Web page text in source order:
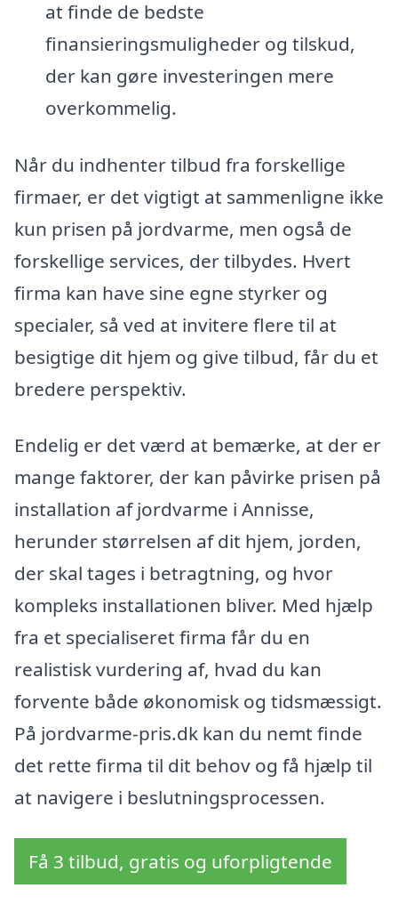
at finde de bedste
finansieringsmuligheder og tilskud,
der kan gøre investeringen mere
overkommelig.
Når du indhenter tilbud fra forskellige
firmaer, er det vigtigt at sammenligne ikke
kun prisen på jordvarme, men også de
forskellige services, der tilbydes. Hvert
firma kan have sine egne styrker og
specialer, så ved at invitere flere til at
besigtige dit hjem og give tilbud, får du et
bredere perspektiv.
Endelig er det værd at bemærke, at der er
mange faktorer, der kan påvirke prisen på
installation af jordvarme i Annisse,
herunder størrelsen af dit hjem, jorden,
der skal tages i betragtning, og hvor
kompleks installationen bliver. Med hjælp
fra et specialiseret firma får du en
realistisk vurdering af, hvad du kan
forvente både økonomisk og tidsmæssigt.
På jordvarme-pris.dk kan du nemt finde
det rette firma til dit behov og få hjælp til
at navigere i beslutningsprocessen.
Få 3 tilbud, gratis og uforpligtende